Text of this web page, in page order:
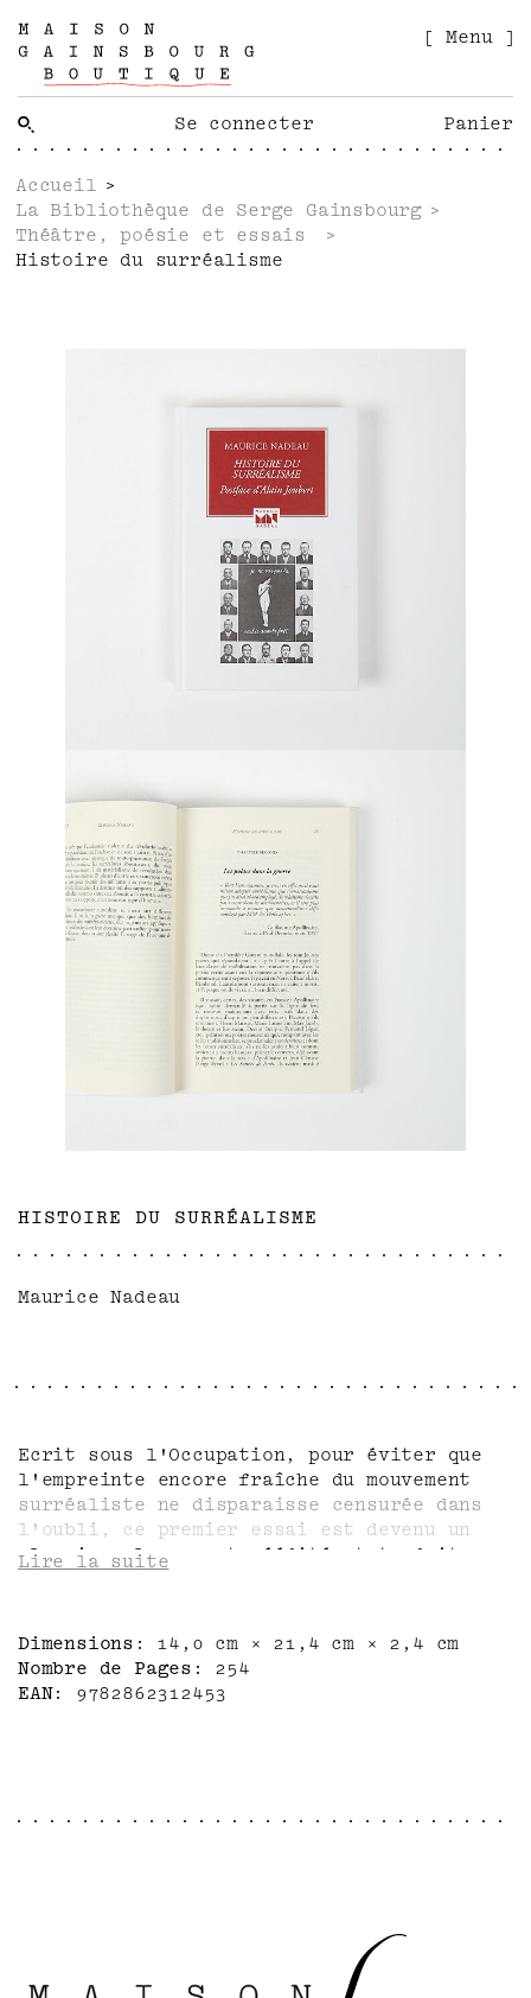
Se connecter Panier
[ Menu ]
Accueil
La Bibliothèque de Serge Gainsbourg
Théâtre, poésie et essais
Histoire du surréalisme
HISTOIRE DU SURRÉALISME
Maurice Nadeau
Ecrit sous l'Occupation, pour éviter que
l'empreinte encore fraîche du mouvement
surréaliste ne disparaisse censurée dans
l'oubli, ce premier essai est devenu un
classique largement réédité et traduit.
Histoire de donner une fin anticipée au
mouvement. Mais paradoxalement, elle a
servi, après guerre, pendant une vingtaine
Breton.
Lire la suite
Dimensions
14,0 cm × 21,4 cm × 2,4 cm
Nombre de Pages
254
EAN
9782862312453